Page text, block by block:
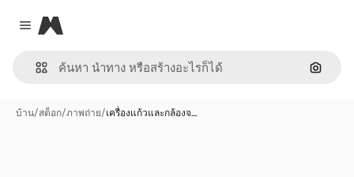
Close menu
Magnific
ค้นหา
บ้าน/สต็อก/ภาพถ่าย/เครื่องแก้วและกล้องจ…